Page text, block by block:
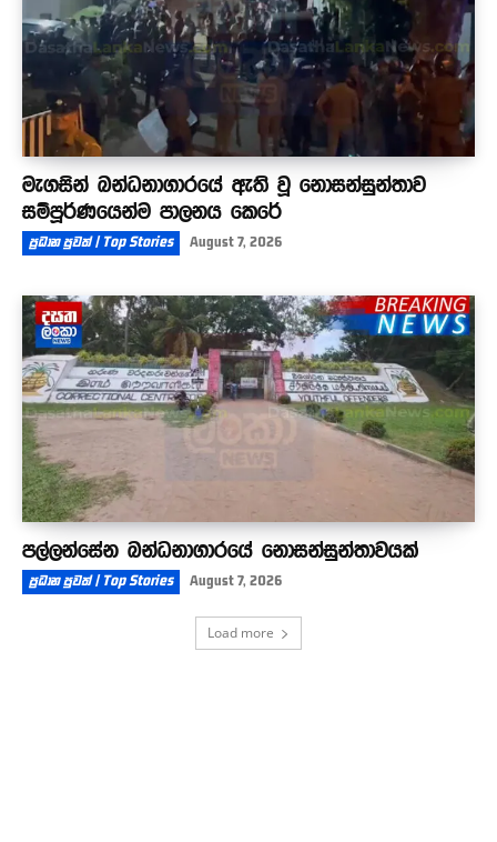
මැගසින් බන්ධනාගාරයේ ඇති වූ නොසන්සුන්තාව
සම්පූර්ණයෙන්ම පාලනය කෙරේ
ප්‍රධාන පුවත් | Top Stories August 7, 2026
පල්ලන්සේන බන්ධනාගාරයේ නොසන්සුන්තාවයක්
ප්‍රධාන පුවත් | Top Stories August 7, 2026
Load more